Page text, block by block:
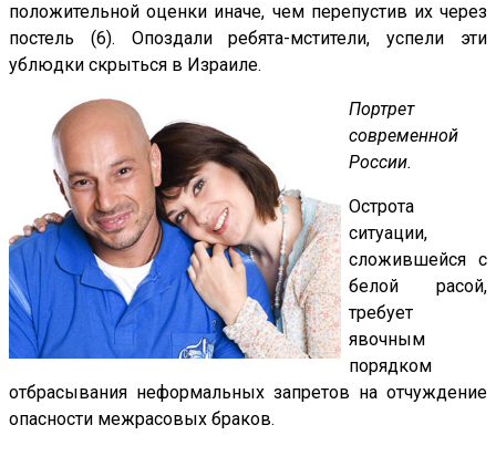
положительной оценки иначе, чем перепустив их через
постель (6). Опоздали ребята-мстители, успели эти
ублюдки скрыться в Израиле.
Портрет
современной
России.
Острота
ситуации,
сложившейся с
белой расой,
требует
явочным
порядком
отбрасывания неформальных запретов на отчуждение
опасности межрасовых браков.